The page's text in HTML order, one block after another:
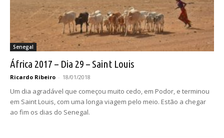
Senegal
África 2017 – Dia 29 – Saint Louis
Ricardo Ribeiro - 18/01/2018
Um dia agradável que começou muito cedo, em Podor, e terminou
em Saint Louis, com uma longa viagem pelo meio. Estão a chegar
ao fim os dias do Senegal.